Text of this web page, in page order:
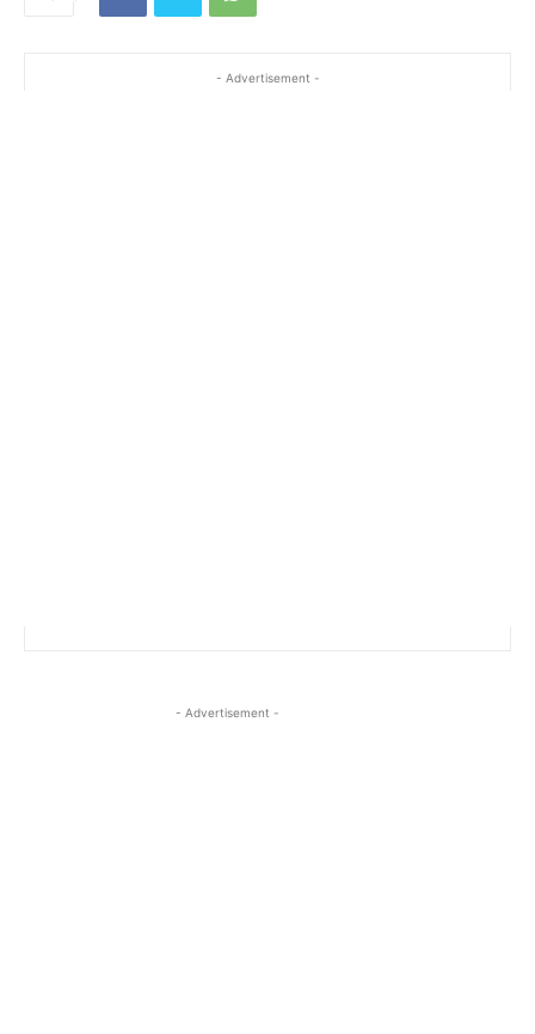
- Advertisement -
- Advertisement -